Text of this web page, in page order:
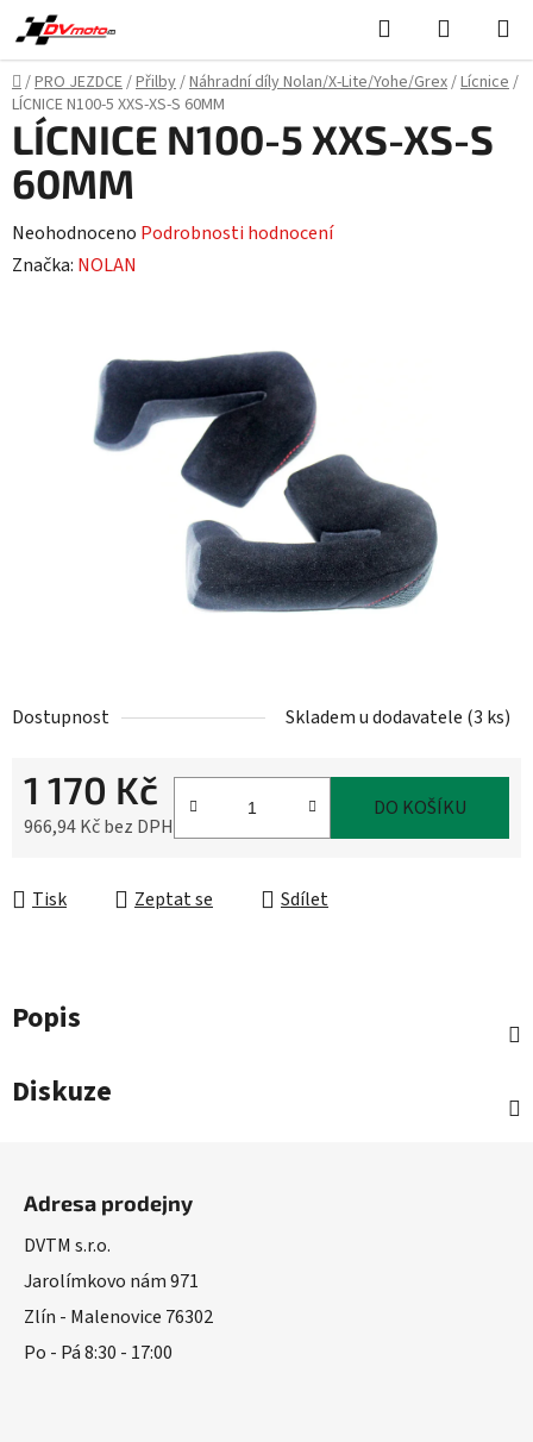
Přejít
na
obsah
Hledat
KOŠÍK
Domů
/PRO JEZDCE/Přilby/Náhradní díly Nolan/X-Lite/Yohe/Grex/Lícnice/
LÍCNICE N100-5 XXS-XS-S 60MM
Dostupnost Skladem u dodavatele (3 ks)
1 170 Kč
966,94 Kč bez DPH
DO KOŠÍKU
Tisk Zeptat se Sdílet
LÍCNICE N100-5 XXS-XS-S
60MM
Průměrné
hodnocení
Neohodnoceno Podrobnosti hodnocení
Značka: NOLAN
Popis
Diskuze
Adresa prodejny
DVTM s.r.o.
Jarolímkovo nám 971
Zlín - Malenovice 76302
Po - Pá 8:30 - 17:00